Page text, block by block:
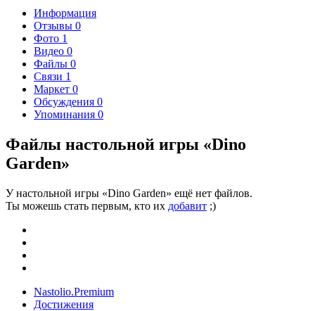
Информация
Отзывы 0
Фото 1
Видео 0
Файлы 0
Связи 1
Маркет 0
Обсуждения 0
Упоминания 0
Файлы настольной игры «Dino
Garden»
У настольной игры «Dino Garden» ещё нет файлов.
Ты можешь стать первым, кто их добавит ;)
Nastolio.Premium
Достижения